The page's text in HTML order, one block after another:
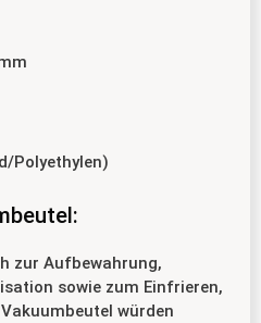
Polyethylen)
zur Aufbewahrung,
sowie zum Einfrieren,
würden